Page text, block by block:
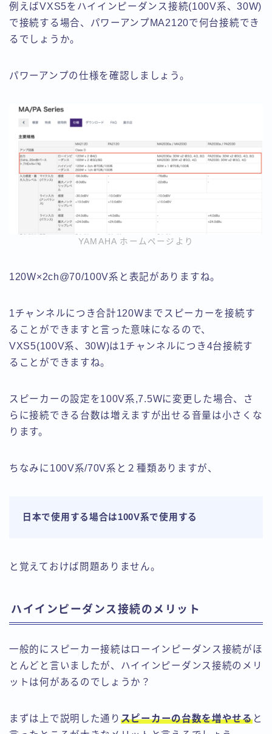
例えばVXS5をハイインピーダンス接続(100V系、30W)
で接続する場合、パワーアンプMA2120で何台接続でき
るでしょうか。
パワーアンプの仕様を確認しましょう。
YAMAHA ホームページより
120W×2ch@70/100V系と表記がありますね。
1チャンネルにつき合計120Wまでスピーカーを接続す
ることができますと言った意味になるので、
VXS5(100V系、30W)は1チャンネルにつき4台接続す
ることができますね。
スピーカーの設定を100V系,7.5Wに変更した場合、さ
らに接続できる台数は増えますが出せる音量は小さくな
ります。
ちなみに100V系/70V系と２種類ありますが、
日本で使用する場合は100V系で使用する
と覚えておけば問題ありません。
ハイインピーダンス接続のメリット
一般的にスピーカー接続はローインピーダンス接続がほ
とんどと言いましたが、ハイインピーダンス接続のメリ
ットは何があるのでしょうか？
まずは上で説明した通り スピーカーの台数を増やせると